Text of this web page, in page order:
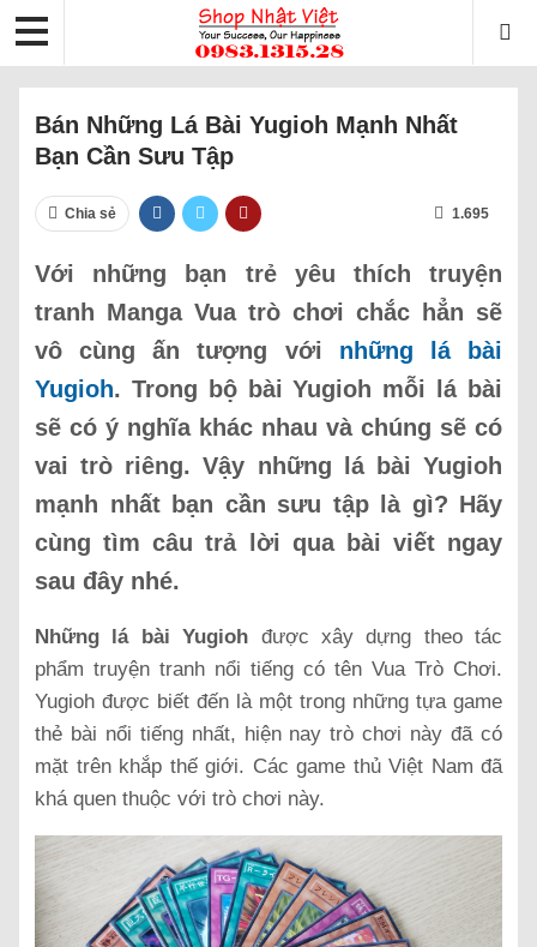
Bán Những Lá Bài Yugioh Mạnh Nhất
Bạn Cần Sưu Tập
Chia sẻ 1.695
Với những bạn trẻ yêu thích truyện
tranh Manga Vua trò chơi chắc hẳn sẽ
vô cùng ấn tượng với những lá bài
Yugioh. Trong bộ bài Yugioh mỗi lá bài
sẽ có ý nghĩa khác nhau và chúng sẽ có
vai trò riêng. Vậy những lá bài Yugioh
mạnh nhất bạn cần sưu tập là gì? Hãy
cùng tìm câu trả lời qua bài viết ngay
sau đây nhé.
Những lá bài Yugioh được xây dựng theo tác
phẩm truyện tranh nổi tiếng có tên Vua Trò Chơi.
Yugioh được biết đến là một trong những tựa game
thẻ bài nổi tiếng nhất, hiện nay trò chơi này đã có
mặt trên khắp thế giới. Các game thủ Việt Nam đã
khá quen thuộc với trò chơi này.